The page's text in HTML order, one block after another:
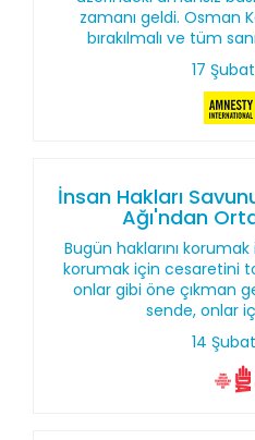
zamanı geldi. Osman
bırakılmalı ve tüm
17
İnsan Hakları
Ağı'ndan
Bugün haklarını
korumak için cesaretini
onlar gibi öne çıkman
sende, onlar
14